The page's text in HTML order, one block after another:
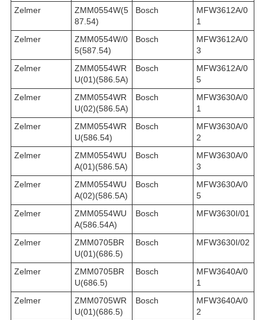
Zelmer
ZMM0554W(5
87.54)
Bosch
MFW3612A/0
1
Zelmer
ZMM0554W/0
5(587.54)
Bosch
MFW3612A/0
3
Zelmer
ZMM0554WR
U(01)(586.5A)
Bosch
MFW3612A/0
5
Zelmer
ZMM0554WR
U(02)(586.5A)
Bosch
MFW3630A/0
1
Zelmer
ZMM0554WR
U(586.54)
Bosch
MFW3630A/0
2
Zelmer
ZMM0554WU
A(01)(586.5A)
Bosch
MFW3630A/0
3
Zelmer
ZMM0554WU
A(02)(586.5A)
Bosch
MFW3630A/0
5
Zelmer
ZMM0554WU
A(586.54A)
Bosch MFW3630I/01
Zelmer
ZMM0705BR
U(01)(686.5)
Bosch MFW3630I/02
Zelmer
ZMM0705BR
U(686.5)
Bosch
MFW3640A/0
1
Zelmer
ZMM0705WR
U(01)(686.5)
Bosch
MFW3640A/0
2